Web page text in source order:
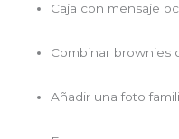
Caja con mensaje
Combinar brownies
Añadir una foto